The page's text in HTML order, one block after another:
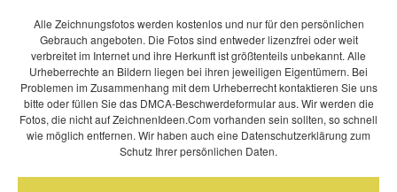
Alle Zeichnungsfotos werden kostenlos und nur für den persönlichen
Gebrauch angeboten. Die Fotos sind entweder lizenzfrei oder weit
verbreitet im Internet und ihre Herkunft ist größtenteils unbekannt. Alle
Urheberrechte an Bildern liegen bei ihren jeweiligen Eigentümern. Bei
Problemen im Zusammenhang mit dem Urheberrecht kontaktieren Sie uns
bitte oder füllen Sie das DMCA-Beschwerdeformular aus. Wir werden die
Fotos, die nicht auf ZeichnenIdeen.Com vorhanden sein sollten, so schnell
wie möglich entfernen. Wir haben auch eine Datenschutzerklärung zum
Schutz Ihrer persönlichen Daten.